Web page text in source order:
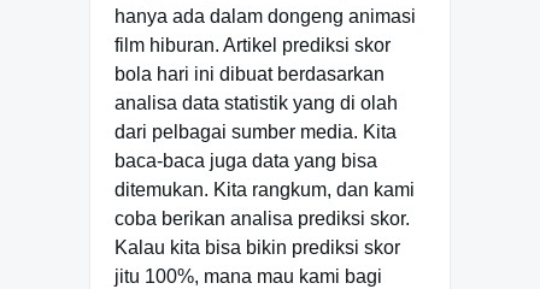
hanya ada dalam dongeng animasi
film hiburan. Artikel prediksi skor
bola hari ini dibuat berdasarkan
analisa data statistik yang di olah
dari pelbagai sumber media. Kita
baca-baca juga data yang bisa
ditemukan. Kita rangkum, dan kami
coba berikan analisa prediksi skor.
Kalau kita bisa bikin prediksi skor
jitu 100%, mana mau kami bagi